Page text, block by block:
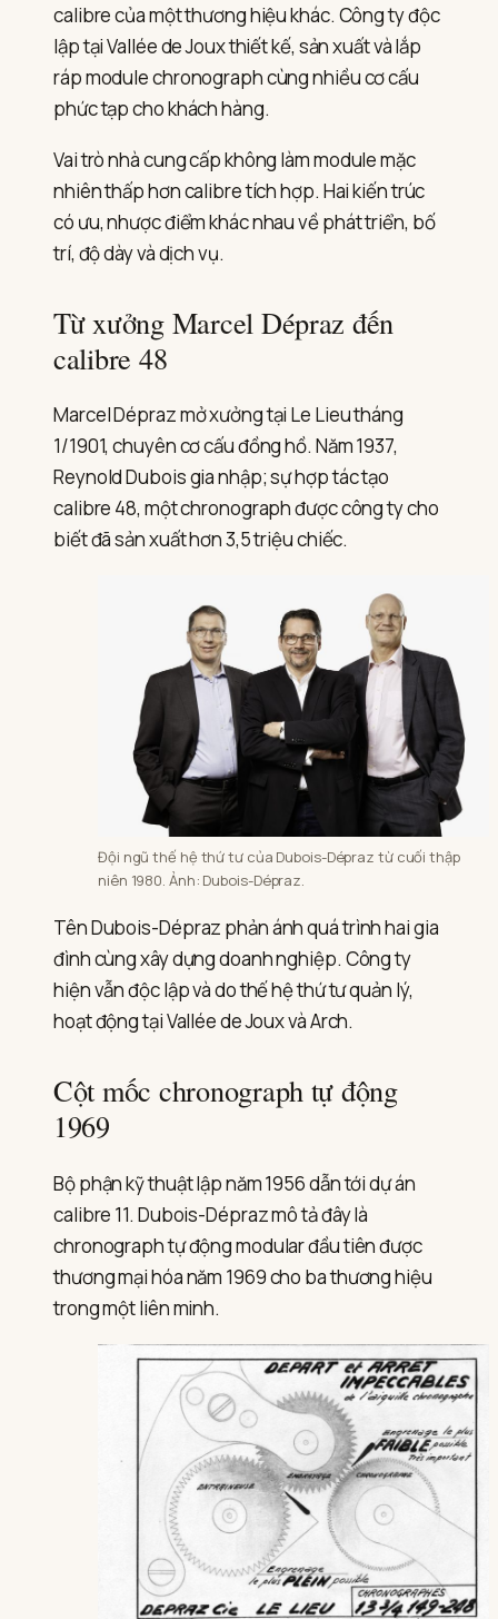
calibre của một thương hiệu khác. Công ty độc
lập tại Vallée de Joux thiết kế, sản xuất và lắp
ráp module chronograph cùng nhiều cơ cấu
phức tạp cho khách hàng.
Vai trò nhà cung cấp không làm module mặc
nhiên thấp hơn calibre tích hợp. Hai kiến trúc
có ưu, nhược điểm khác nhau về phát triển, bố
trí, độ dày và dịch vụ.
Từ xưởng Marcel Dépraz đến
calibre 48
Marcel Dépraz mở xưởng tại Le Lieu tháng
1/1901, chuyên cơ cấu đồng hồ. Năm 1937,
Reynold Dubois gia nhập; sự hợp tác tạo
calibre 48, một chronograph được công ty cho
biết đã sản xuất hơn 3,5 triệu chiếc.
Đội ngũ thế hệ thứ tư của Dubois-Dépraz từ cuối thập
niên 1980. Ảnh: Dubois-Dépraz.
Tên Dubois-Dépraz phản ánh quá trình hai gia
đình cùng xây dựng doanh nghiệp. Công ty
hiện vẫn độc lập và do thế hệ thứ tư quản lý,
hoạt động tại Vallée de Joux và Arch.
Cột mốc chronograph tự động
1969
Bộ phận kỹ thuật lập năm 1956 dẫn tới dự án
calibre 11. Dubois-Dépraz mô tả đây là
chronograph tự động modular đầu tiên được
thương mại hóa năm 1969 cho ba thương hiệu
trong một liên minh.